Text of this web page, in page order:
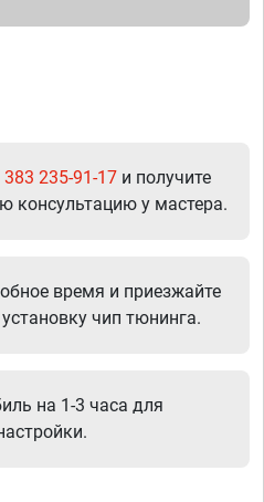
383 235-91-17 и получите
консультацию у мастера.
время и приезжайте
чип тюнинга.
на 1-3 часа для